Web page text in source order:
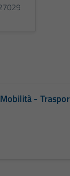
-